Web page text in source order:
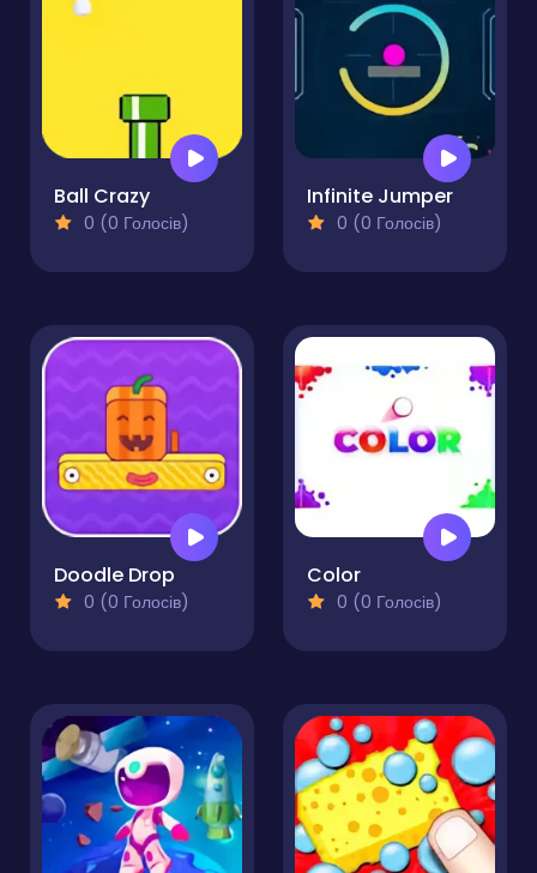
Ball Crazy
0 (0 Голосів)
Infinite Jumper
0 (0 Голосів)
Doodle Drop
0 (0 Голосів)
Color
0 (0 Голосів)